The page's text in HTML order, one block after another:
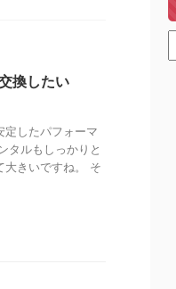
換したい
定したパフォーマ
タルもしっかりと
大きいですね。 そ